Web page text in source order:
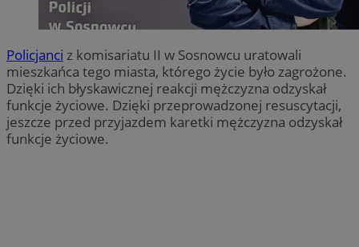
Policjanci z komisariatu II w Sosnowcu uratowali
mieszkańca tego miasta, którego życie było zagrożone.
Dzięki ich błyskawicznej reakcji mężczyzna odzyskał
funkcje życiowe. Dzięki przeprowadzonej resuscytacji,
jeszcze przed przyjazdem karetki mężczyzna odzyskał
funkcje życiowe.